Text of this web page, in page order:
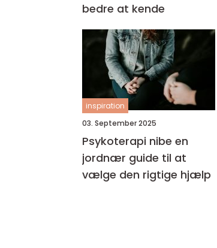
bedre at kende
inspiration
03. September 2025
Psykoterapi nibe en
jordnær guide til at
vælge den rigtige hjælp